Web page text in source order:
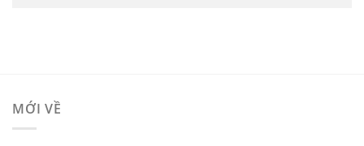
MỚI VỀ